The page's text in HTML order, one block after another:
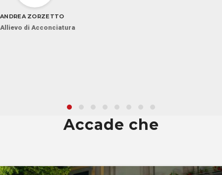
ANDREA ZORZETTO
Allievo di Acconciatura
Accade che